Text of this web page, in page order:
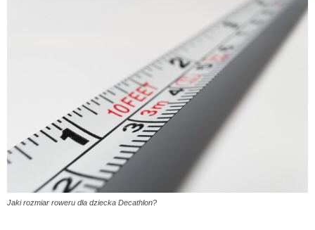
Jaki rozmiar roweru dla dziecka Decathlon?